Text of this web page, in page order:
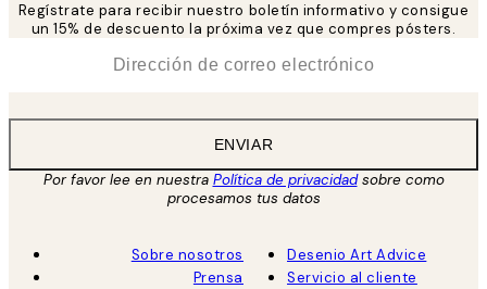
Regístrate para recibir nuestro boletín informativo y consigue
un 15% de descuento la próxima vez que compres pósters.
ENVIAR
Por favor lee en nuestra Política de privacidadsobre como
procesamos tus datos
Sobre nosotros
Prensa
Desenio Art Advice
Servicio al cliente